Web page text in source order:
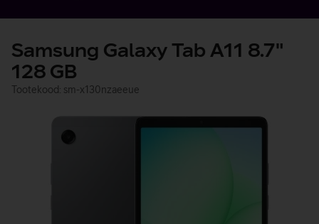
Samsung Galaxy Tab A11 8.7"
128 GB
Tootekood: sm-x130nzaeeue